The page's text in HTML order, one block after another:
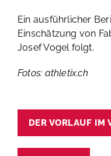
Ein ausführlicher
Einschätzung von
Josef Vogel folgt.
Fotos: athletix.ch
DER VORLAUF IM